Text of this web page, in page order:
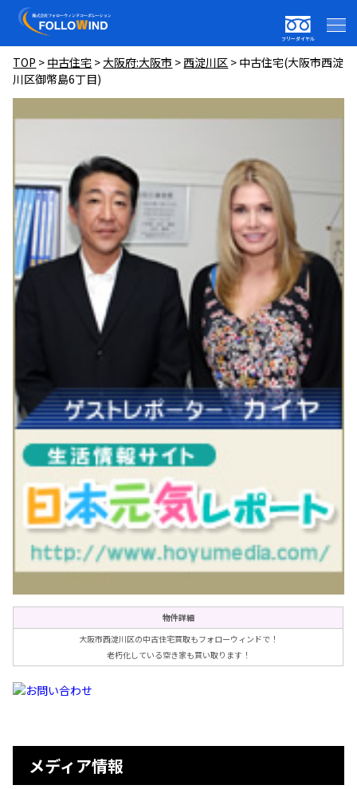
フリーダイヤル
TOP > 中古住宅 >大阪府:大阪市 > 西淀川区 > 中古住宅(大阪市西淀
川区御幣島6丁目)
物件詳細
大阪市西淀川区の中古住宅買取もフォローウィンドで！
老朽化している空き家も買い取ります！
メディア情報